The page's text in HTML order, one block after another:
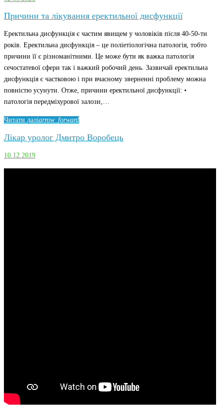
Причини та лікування еректильної дисфункції
Еректильна дисфункція є частим явищем у чоловіків після 40-50-ти
років. Еректильна дисфункція – це поліетіологічна патологія, тобто
причини її є різноманітними. Це може бути як важка патологія
сечостатевої сфери так і важкий робочий день. Зазвичай еректильна
дисфункція є частковою і при вчасному зверненні проблему можна
повністю усунути. Отже, причини еректильної дисфункції: •
патологія передміхурової залози,…
Читати даліarrow_forward
Лікар уролог Дмитро Воробець
10.12.2019